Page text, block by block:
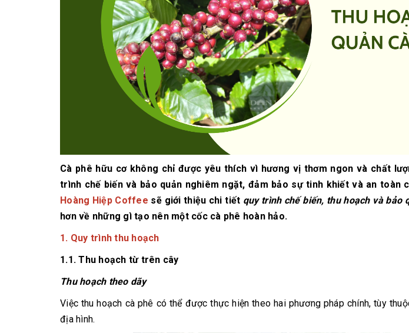
Cà phê hữu cơ không chỉ được yêu thích vì hương vị thơm ngon và chất
trình chế biến và bảo quản nghiêm ngặt, đảm bảo sự tinh khiết và an toàn
Hoàng Hiệp Coffee sẽ giới thiệu chi tiết quy trình chế biến, thu hoạch và bảo
hơn về những gì tạo nên một cốc cà phê hoàn hảo.
1. Quy trình thu hoạch
1.1. Thu hoạch từ trên cây
Thu hoạch theo dãy
Việc thu hoạch cà phê có thể được thực hiện theo hai phương pháp chính, tùy
địa hình.
Những tiêu chí đánh
giá một loại bột cà
phê nguyên chất
ngon
10/06/2026
Cách vệ sinh và
dưỡng máy pha cà
phê Winci đúng
chuẩn